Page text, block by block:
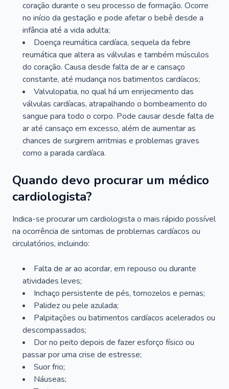
coração durante o seu processo de formação. Ocorre
no início da gestação e pode afetar o bebê desde a
infância até a vida adulta;
Doença reumática cardíaca, sequela da febre
reumática que altera as válvulas e também músculos
do coração. Causa desde falta de ar e cansaço
constante, até mudança nos batimentos cardíacos;
Valvulopatia, no qual há um enrijecimento das
válvulas cardíacas, atrapalhando o bombeamento do
sangue para todo o corpo. Pode causar desde falta de
ar até cansaço em excesso, além de aumentar as
chances de surgirem arritmias e problemas graves
como a parada cardíaca.
Quando devo procurar um médico
cardiologista?
Indica-se procurar um cardiologista o mais rápido possível
na ocorrência de sintomas de problemas cardíacos ou
circulatórios, incluindo:
Falta de ar ao acordar, em repouso ou durante
atividades leves;
Inchaço persistente de pés, tornozelos e pernas;
Palidez ou pele azulada;
Palpitações ou batimentos cardíacos acelerados ou
descompassados;
Dor no peito depois de fazer esforço físico ou
passar por uma crise de estresse;
Suor frio;
Náuseas;